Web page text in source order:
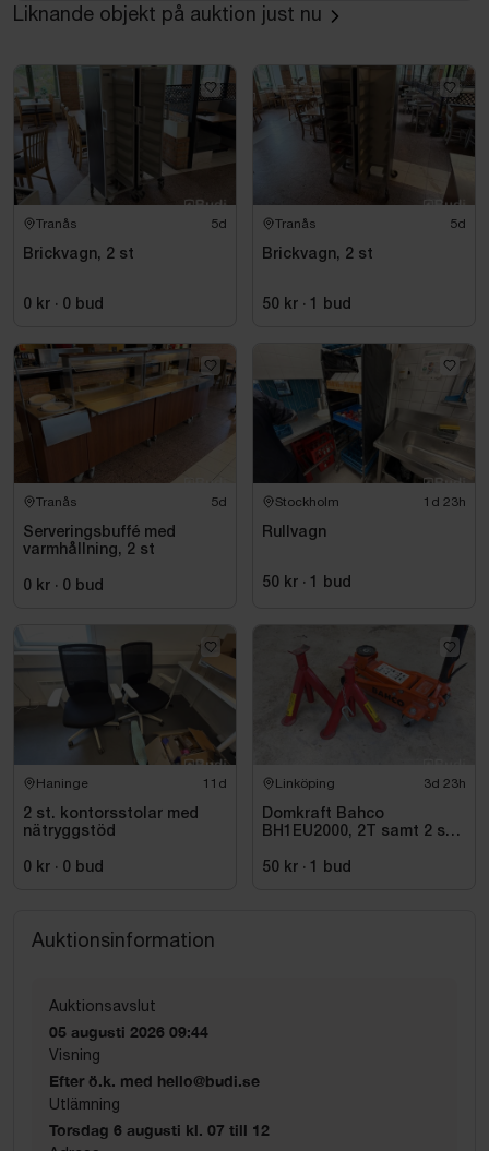
Liknande objekt på auktion just nu
Tranås 5d
Brickvagn, 2 st
0 kr · 0 bud
Tranås 5d
Brickvagn, 2 st
50 kr · 1 bud
Tranås 5d
Serveringsbuffé med
varmhållning, 2 st
0 kr · 0 bud
Stockholm 1d 23h
Rullvagn
50 kr · 1 bud
Haninge 11d
2 st. kontorsstolar med
nätryggstöd
0 kr · 0 bud
Linköping 3d 23h
Domkraft Bahco
BH1EU2000, 2T samt 2 st
50 kr · 1 bud
Auktionsinformation
Auktionsavslut
05 augusti 2026 09:44
Visning
Efter ö.k. med hello@budi.se
Utlämning
Torsdag 6 augusti kl. 07 till 12